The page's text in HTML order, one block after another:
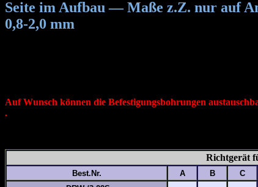
Seite im Aufbau — Maße z.Z. nur auf
0,8-2,0 mm
Auf Wunsch können die Befestigungsbohrungen
.
Richtgerät
Best.Nr. A B C